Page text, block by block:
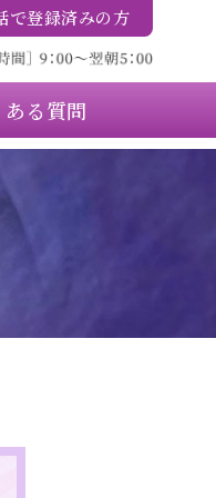
で登録済みの方
ある質問